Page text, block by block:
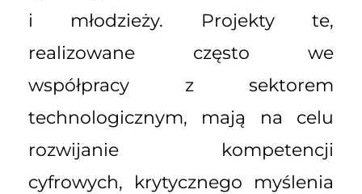
i młodzieży. Projekty te,
realizowane często we
współpracy z sektorem
technologicznym, mają na celu
rozwijanie kompetencji
cyfrowych, krytycznego myślenia